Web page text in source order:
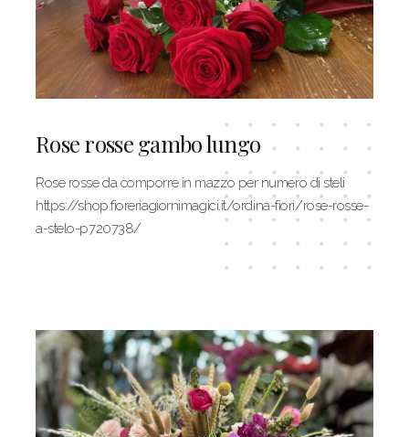
Rose rosse gambo lungo
Rose rosse da comporre in mazzo per numero di steli
https://shop.fioreriagiornimagici.it/ordina-fiori/rose-rosse-
a-stelo-p720738/